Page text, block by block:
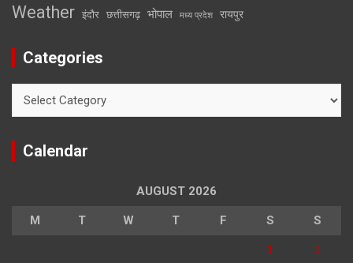
Weather इंदौर छत्तीसगढ़ भोपाल मध्य प्रदेश रायपुर
Categories
Calendar
AUGUST 2026
M T W T F S S
1 2